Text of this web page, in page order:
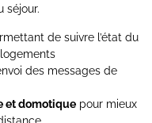
séjour.
de suivre l’état du
des messages de
et domotique pour mieux